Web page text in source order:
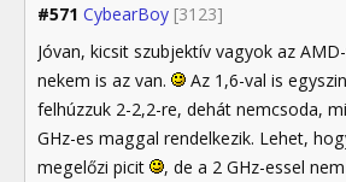
#571 CybearBoy [3123]
Jóvan, kicsit szubjektív vagyok az
nekem is az van.
Az 1,6-val is
felhúzzuk 2-2,2-re, dehát nemcsoda,
GHz-es maggal rendelkezik. Lehet,
megelőzi picit
, de a 2 GHz-essel